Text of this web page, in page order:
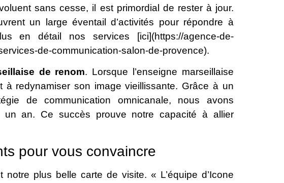
sans cesse, il est primordial de rester à jour.
un large éventail d’activités pour répondre à
en détail nos services [ici](https://agence-de-
de-communication-salon-de-provence).
de renom. Lorsque l’enseigne marseillaise
redynamiser son image vieillissante. Grâce à un
de communication omnicanale, nous avons
an. Ce succès prouve notre capacité à allier
pour vous convaincre
plus belle carte de visite. « L’équipe d’Icone